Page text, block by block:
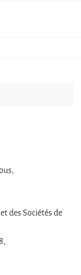
des Sociétés de